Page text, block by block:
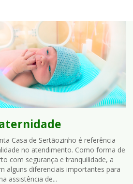
Casa de Sertãozinho é referência
no atendimento. Como forma de
com segurança e tranquilidade, a
alguns diferenciais importantes para
assistência de...